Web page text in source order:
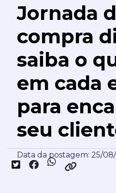
Jornada
compra
saiba o
em cada
para
seu
Data da postagem: 25/